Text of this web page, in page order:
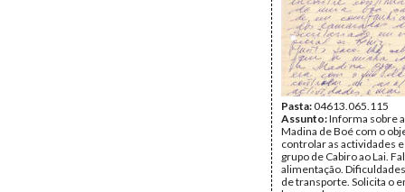
Pasta:04613.065.115
Assunto:Informa sobre
Madina de Boé com o
controlar as actividades
grupo de Cabiro ao Lai.
alimentação.
de transporte. Solicita o